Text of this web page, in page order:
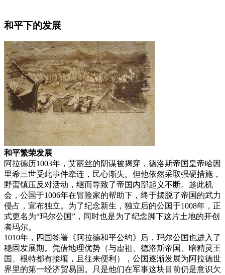
和平下的发展
和平繁荣发展
阿拉德历1003年，艾丽丝的阴谋被揭穿，德洛斯帝国皇帝哈因
里希三世受此事件牵连，民心渐失。但他依然采取强硬措施，
野蛮镇压反对活动，继而导致了帝国内部起义不断。趁此机
会，公国于1006年在冒险家的帮助下，终于摆脱了帝国的武力
侵占，宣布独立。为了纪念新生，独立后的公国于1008年，正
式更名为“玛尔公国”，同时也是为了纪念脚下这片土地的开创
者玛尔。
1010年，四国签署《阿拉德和平公约》后，玛尔公国也进入了
稳固发展期。凭借地理优势（与虚祖、德洛斯帝国、暗精灵王
国、根特都有接壤，且往来便利），公国逐渐发展为阿拉德世
界里的第一经济贸易国。只是他们在军事这块目前仍是意识欠